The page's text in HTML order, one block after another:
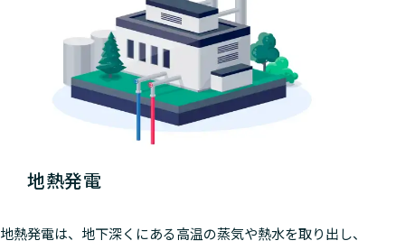
地熱発電
地熱発電は、地下深くにある高温の蒸気や熱水を取り出し、